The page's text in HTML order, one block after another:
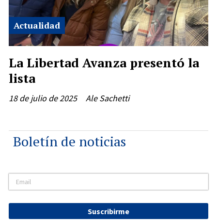
La Libertad Avanza presentó la
lista
Ale Sachetti
Actualidad
18 de julio de 2025
Boletín de noticias
Suscribirme